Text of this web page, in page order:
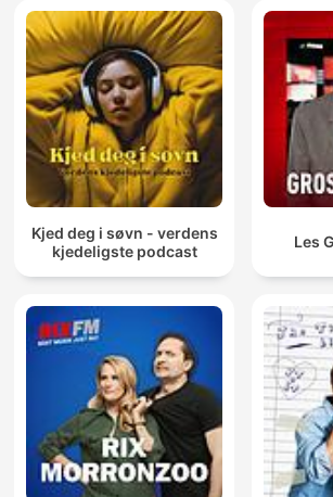
Kjed deg i søvn - verdens
kjedeligste podcast
Les